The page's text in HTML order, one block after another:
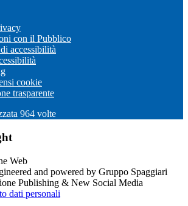
con il Pubblico
accessibilità
cookie
trasparente
964 volte
and powered by Gruppo Spaggiari
Publishing & New Social Media
dati personali